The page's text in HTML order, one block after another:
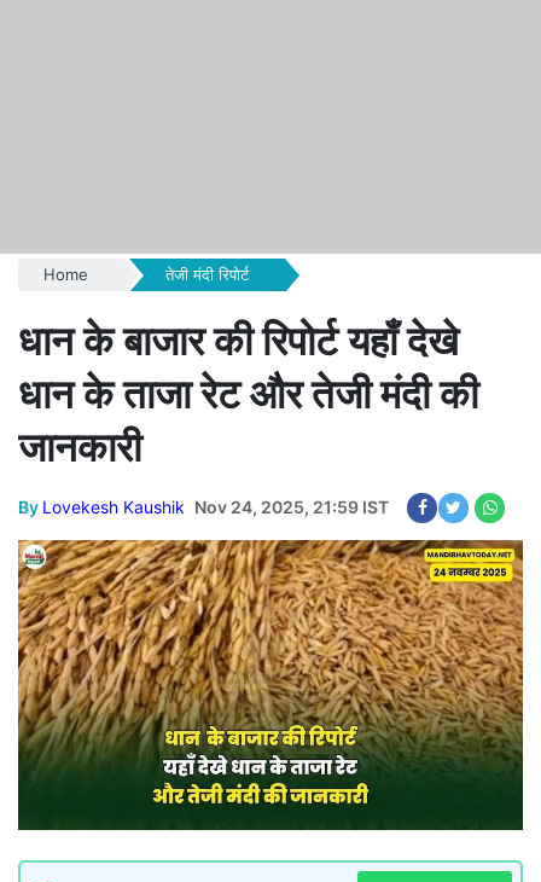
Home तेजी मंदी रिपोर्ट
धान के बाजार की रिपोर्ट यहाँ देखे
धान के ताजा रेट और तेजी मंदी की
जानकारी
By Lovekesh Kaushik Nov 24, 2025, 21:59 IST